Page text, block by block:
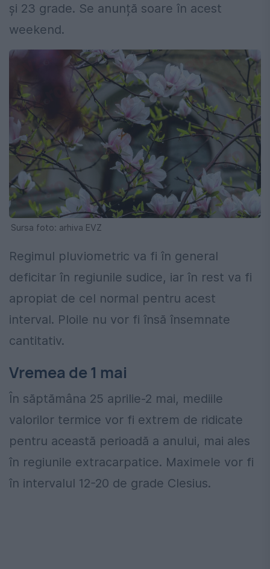
și 23 grade. Se anunță soare în acest
weekend.
Sursa foto: arhiva EVZ
Regimul pluviometric va fi în general
deficitar în regiunile sudice, iar în rest va fi
apropiat de cel normal pentru acest
interval. Ploile nu vor fi însă însemnate
cantitativ.
Vremea de 1 mai
În săptămâna 25 aprilie-2 mai, mediile
valorilor termice vor fi extrem de ridicate
pentru această perioadă a anului, mai ales
în regiunile extracarpatice. Maximele vor fi
în intervalul 12-20 de grade Clesius.